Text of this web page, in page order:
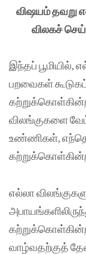
விஷயம் தவறு
விலகச்
இந்தப் பூமியில்,
பறவைகள்
விலங்குகளை
உண்ணிகள்,
எல்லா
வாழ்வதற்குத்